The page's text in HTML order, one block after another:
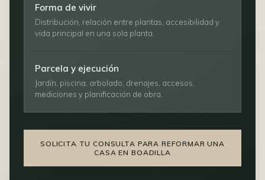
Forma de vivir
Distribución, relación entre plantas, accesibilidad y
vida principal en una sola planta.
Parcela y ejecución
Jardín, piscina, arbolado, drenajes, accesos,
mediciones y planificación de obra.
SOLICITA TU CONSULTA PARA REFORMAR UNA
CASA EN BOADILLA